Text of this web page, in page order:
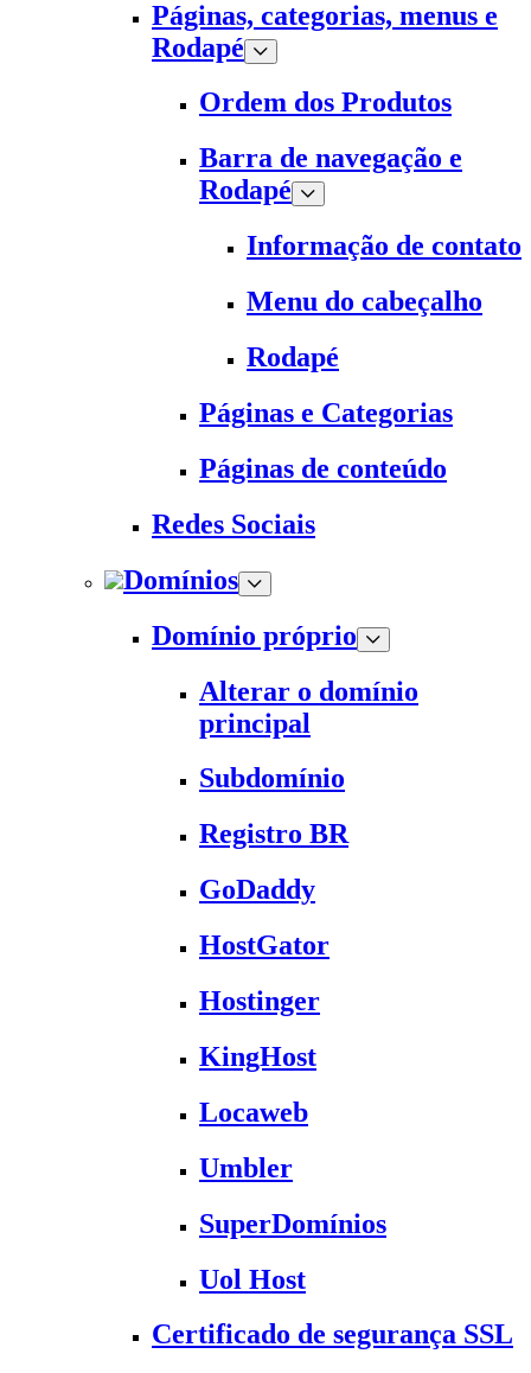
Páginas, categorias, menus e
Rodapé
Ordem dos Produtos
Barra de navegação e
Rodapé
Informação de contato
Menu do cabeçalho
Rodapé
Páginas e Categorias
Páginas de conteúdo
Redes Sociais
Domínios
Domínio próprio
Alterar o domínio
principal
Subdomínio
Registro BR
GoDaddy
HostGator
Hostinger
KingHost
Locaweb
Umbler
SuperDomínios
Uol Host
Certificado de segurança SSL